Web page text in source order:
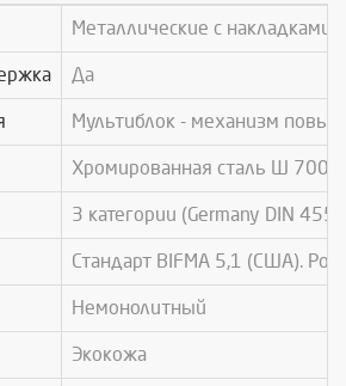
Металлические с накладками
Да
Мультиблок - механизм
Хромированная сталь Ø 700
3 категории (Germany DIN
Стандарт BIFMA 5,1 (США).
Немонолитный
Экокожа